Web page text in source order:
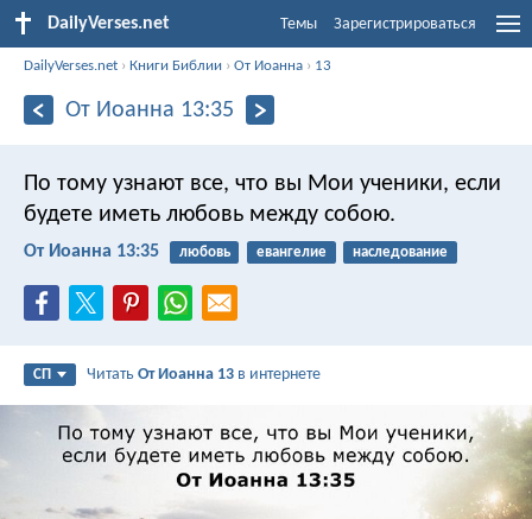
DailyVerses.net Темы Зарегистрироваться
DailyVerses.net ›Книги Библии ›От Иоанна › 13
От Иоанна 13:35
По тому узнают все, что вы Мои ученики, если
будете иметь любовь между собою.
От Иоанна 13:35 любовь евангелие наследование
СП ЧитатьОт Иоанна 13 в интернете